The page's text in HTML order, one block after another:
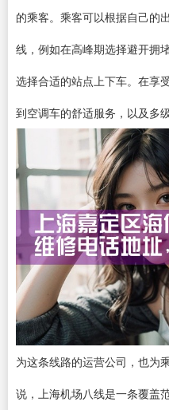
的乘客。乘客可以根据自己的
线，例如在高峰期选择避开拥
选择合适的站点上下车。在享
到空调车的舒适服务，以及多
为这条线路的运营公司，也为
说，上海机场八线是一条覆盖